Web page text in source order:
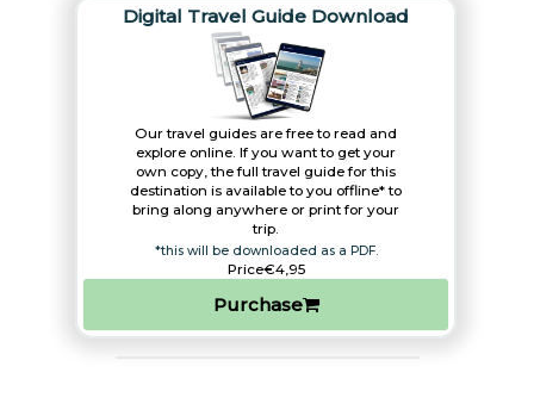
Digital Travel Guide Download
Our travel guides are free to read and
explore online. If you want to get your
own copy, the full travel guide for this
destination is available to you offline* to
bring along anywhere or print for your
trip.​
*this will be downloaded as a PDF.
Price€4,95
Purchase